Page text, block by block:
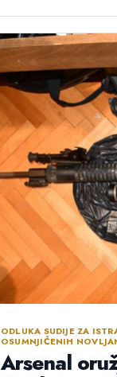
ODLUKA SUDIJE ZA
OSUMNJIČENIH
Arsenal